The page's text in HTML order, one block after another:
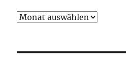
Archiv